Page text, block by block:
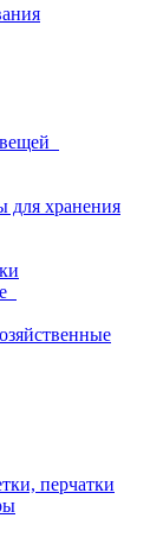
для хранения
перчатки